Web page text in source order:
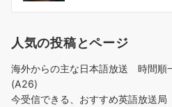
ー
ョ
ン
人気の投稿とページ
海外からの主な日本語放送 時間
(A26)
今受信できる、おすすめ英語放送